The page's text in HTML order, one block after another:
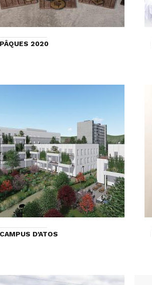
PÂQUES 2020
CAMPUS D'ATOS